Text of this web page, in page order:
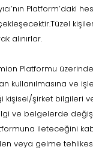
Platform’daki
alınırlar.
Platformu
kullanılmasına ve
kişisel/şirket bilgileri
ve belgelerde
ileteceğini
veya gelme